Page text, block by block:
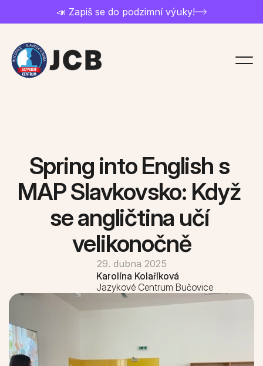
📣 Zapiš se do podzimní výuky!
Kontakt
Rozvrh kurzů
O jazykovce
O škole a vedení
Spring into English s
MAP Slavkovsko: Když
se angličtina učí
velikonočně
29. dubna 2025
Karolína Kolaříková
Jazykové Centrum Bučovice